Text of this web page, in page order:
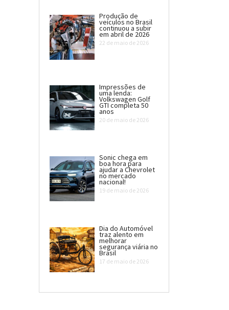
Produção de
veículos no Brasil
continuou a subir
em abril de 2026
22 de maio de 2026
Impressões de
uma lenda:
Volkswagen Golf
GTI completa 50
anos
20 de maio de 2026
Sonic chega em
boa hora para
ajudar a Chevrolet
no mercado
nacional!
19 de maio de 2026
Dia do Automóvel
traz alento em
melhorar
segurança viária no
Brasil
17 de maio de 2026